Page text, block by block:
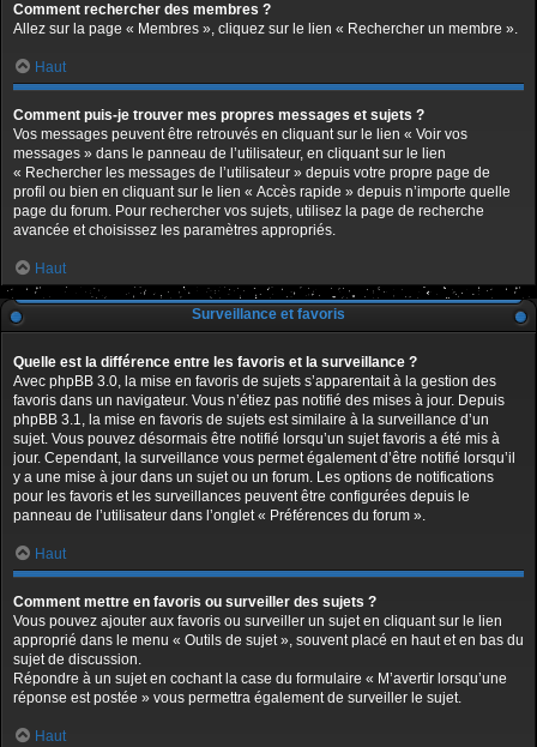
Comment rechercher des membres ?
Allez sur la page « Membres », cliquez sur le lien « Rechercher un membre ».
Haut
Comment puis-je trouver mes propres messages et sujets ?
Vos messages peuvent être retrouvés en cliquant sur le lien « Voir vos
messages » dans le panneau de l’utilisateur, en cliquant sur le lien
« Rechercher les messages de l’utilisateur » depuis votre propre page de
profil ou bien en cliquant sur le lien « Accès rapide » depuis n’importe quelle
page du forum. Pour rechercher vos sujets, utilisez la page de recherche
avancée et choisissez les paramètres appropriés.
Haut
Surveillance et favoris
Quelle est la différence entre les favoris et la surveillance ?
Avec phpBB 3.0, la mise en favoris de sujets s’apparentait à la gestion des
favoris dans un navigateur. Vous n’étiez pas notifié des mises à jour. Depuis
phpBB 3.1, la mise en favoris de sujets est similaire à la surveillance d’un
sujet. Vous pouvez désormais être notifié lorsqu’un sujet favoris a été mis à
jour. Cependant, la surveillance vous permet également d’être notifié lorsqu’il
y a une mise à jour dans un sujet ou un forum. Les options de notifications
pour les favoris et les surveillances peuvent être configurées depuis le
panneau de l’utilisateur dans l’onglet « Préférences du forum ».
Haut
Comment mettre en favoris ou surveiller des sujets ?
Vous pouvez ajouter aux favoris ou surveiller un sujet en cliquant sur le lien
approprié dans le menu « Outils de sujet », souvent placé en haut et en bas du
sujet de discussion.
Répondre à un sujet en cochant la case du formulaire « M’avertir lorsqu’une
réponse est postée » vous permettra également de surveiller le sujet.
Haut